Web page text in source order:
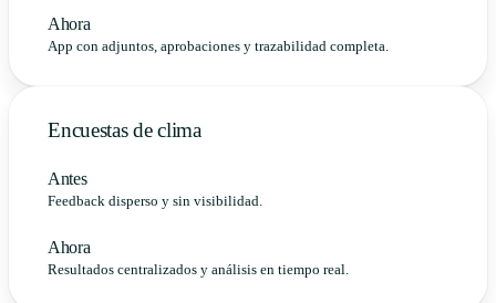
Ahora
App con adjuntos, aprobaciones y trazabilidad completa.
Encuestas de clima
Antes
Feedback disperso y sin visibilidad.
Ahora
Resultados centralizados y análisis en tiempo real.